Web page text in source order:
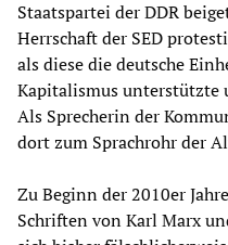
Staatspartei der DDR
Herrschaft der SED
als diese die deutsche
Kapitalismus unterstützte
Als Sprecherin der
dort zum Sprachrohr der
Zu Beginn der 2010er
Schriften von Karl Marx